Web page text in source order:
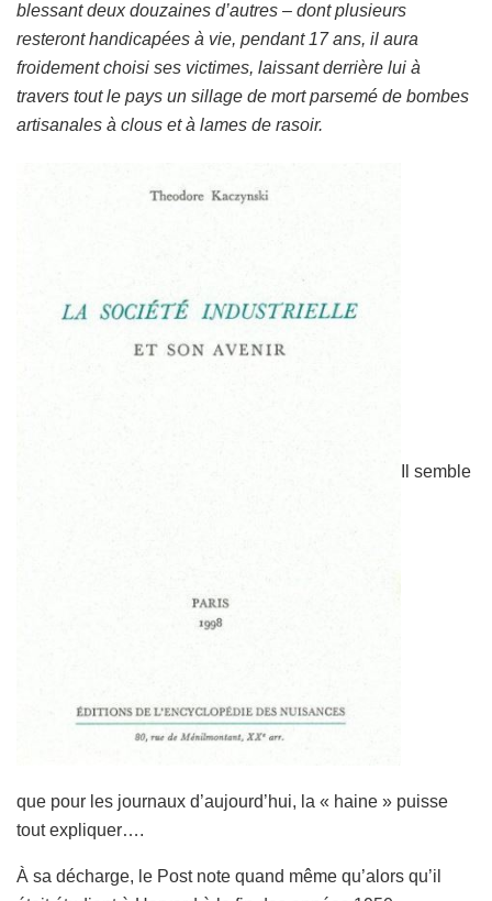
blessant deux douzaines d’autres – dont plusieurs
resteront handicapées à vie, pendant 17 ans, il aura
froidement choisi ses victimes, laissant derrière lui à
travers tout le pays un sillage de mort parsemé de bombes
artisanales à clous et à lames de rasoir.
Il semble
que pour les journaux d’aujourd’hui, la « haine » puisse
tout expliquer….
À sa décharge, le Post note quand même qu’alors qu’il